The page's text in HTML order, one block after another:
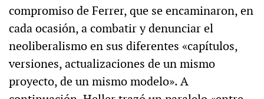
compromiso de Ferrer, que se encaminaron, en
cada ocasión, a combatir y denunciar el
neoliberalismo en sus diferentes «capítulos,
versiones, actualizaciones de un mismo
proyecto, de un mismo modelo». A